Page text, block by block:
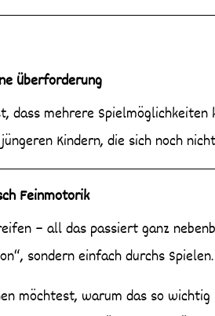
Überforderung
dass mehrere
Kindern, die sich noch
Feinmotorik
– all das passiert ganz
sondern einfach durchs Spielen.
möchtest, warum das so wichtig